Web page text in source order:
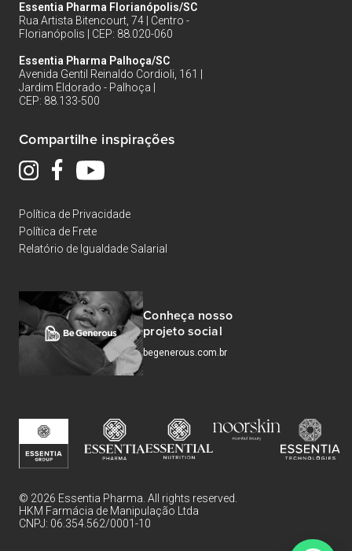
Essentia Pharma Florianópolis/SC
Rua Artista Bitencourt, 74 | Centro -
Florianópolis | CEP: 88.020-060
Essentia Pharma Palhoça/SC
Avenida Gentil Reinaldo Cordioli, 161 |
Jardim Eldorado - Palhoça |
CEP: 88.133-500
Compartilhe inspirações
Política de Privacidade
Política de Frete
Relatório de Igualdade Salarial
Conheça nosso
projeto social
begenerous.com.br
© 2026 Essentia Pharma. All rights reserved.
HKM Farmácia de Manipulação Ltda
CNPJ: 06.354.562/0001-10